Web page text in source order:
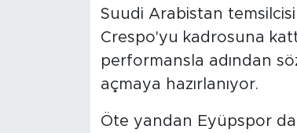
Suudi Arabistan
Crespo'yu kadrosuna
performansla adından
açmaya hazırlanıyor.
Öte yandan Eyüpspor da